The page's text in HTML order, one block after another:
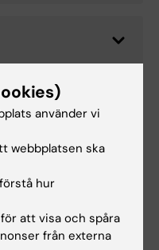
använder vi
webbplatsen ska
hur
för att visa och spåra
från externa